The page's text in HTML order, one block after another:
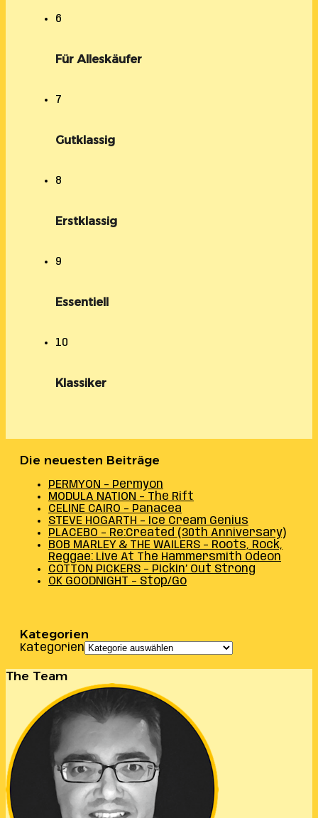
6
Für Alleskäufer
7
Gutklassig
8
Erstklassig
9
Essentiell
10
Klassiker
Die neuesten Beiträge
PERMYON – Permyon
MODULA NATION – The Rift
CELINE CAIRO – Panacea
STEVE HOGARTH – Ice Cream Genius
PLACEBO – Re:Created (30th Anniversary)
BOB MARLEY & THE WAILERS – Roots, Rock,
Reggae: Live At The Hammersmith Odeon
COTTON PICKERS – Pickin’ Out Strong
OK GOODNIGHT – Stop/Go
Kategorien
Kategorien
The Team